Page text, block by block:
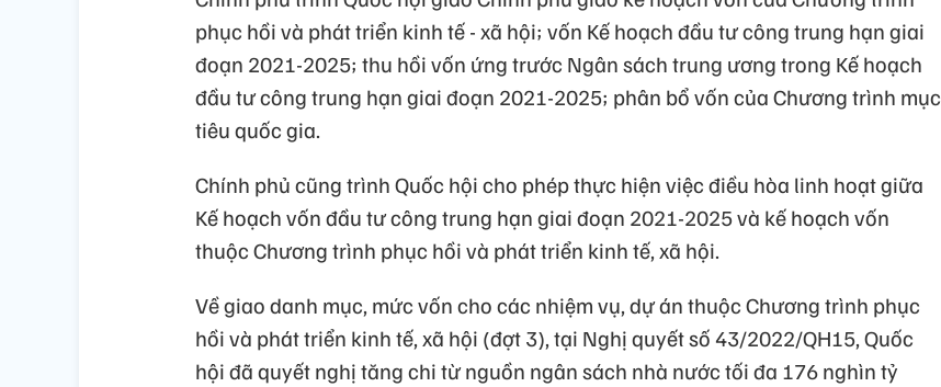
phục hồi và phát triển kinh tế - xã hội; vốn Kế hoạch đầu tư công trung hạn giai
đoạn 2021-2025; thu hồi vốn ứng trước Ngân sách trung ương trong Kế hoạch
đầu tư công trung hạn giai đoạn 2021-2025; phân bổ vốn của Chương trình mục
tiêu quốc gia.
Chính phủ cũng trình Quốc hội cho phép thực hiện việc điều hòa linh hoạt giữa
Kế hoạch vốn đầu tư công trung hạn giai đoạn 2021-2025 và kế hoạch vốn
thuộc Chương trình phục hồi và phát triển kinh tế, xã hội.
Về giao danh mục, mức vốn cho các nhiệm vụ, dự án thuộc Chương trình phục
hồi và phát triển kinh tế, xã hội (đợt 3), tại Nghị quyết số 43/2022/QH15, Quốc
hội đã quyết nghị tăng chi từ nguồn ngân sách nhà nước tối đa 176 nghìn tỷ